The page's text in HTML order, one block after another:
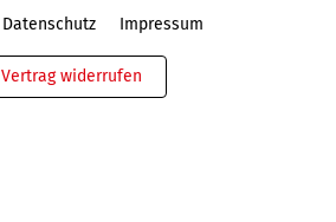
Datenschutz Impressum
Vertrag widerrufen